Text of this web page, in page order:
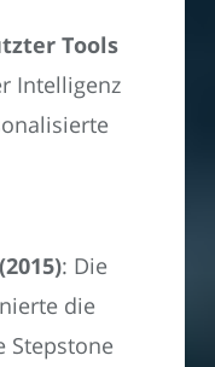
Tools
Intelligenz
: Die
die
Stepstone